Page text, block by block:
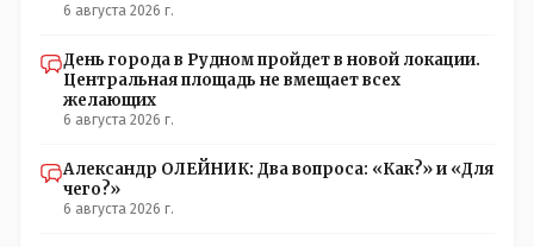
6 августа 2026 г.
День города в Рудном пройдет в новой локации.
Центральная площадь не вмещает всех
желающих
6 августа 2026 г.
Александр ОЛЕЙНИК: Два вопроса: «Как?» и «Для
чего?»
6 августа 2026 г.